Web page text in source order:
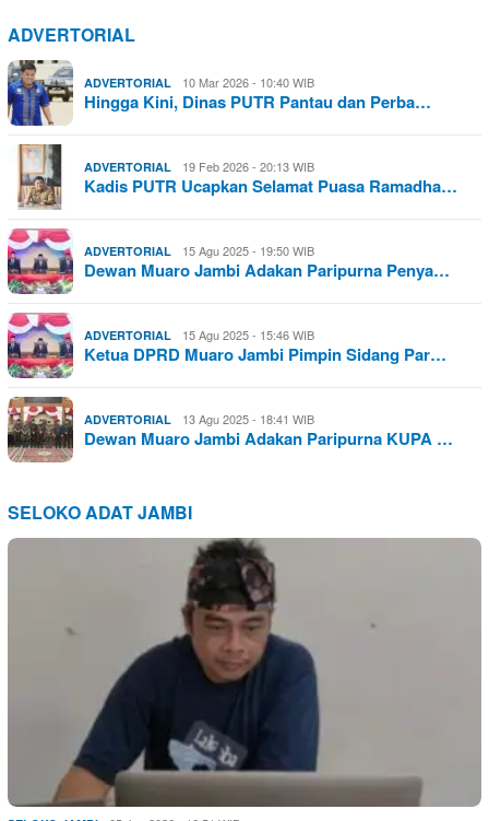
ADVERTORIAL
ADVERTORIAL 10 Mar 2026 - 10:40 WIB
Hingga Kini, Dinas PUTR Pantau dan Perba…
ADVERTORIAL 19 Feb 2026 - 20:13 WIB
Kadis PUTR Ucapkan Selamat Puasa Ramadha…
ADVERTORIAL 15 Agu 2025 - 19:50 WIB
Dewan Muaro Jambi Adakan Paripurna Penya…
ADVERTORIAL 15 Agu 2025 - 15:46 WIB
Ketua DPRD Muaro Jambi Pimpin Sidang Par…
ADVERTORIAL 13 Agu 2025 - 18:41 WIB
Dewan Muaro Jambi Adakan Paripurna KUPA …
SELOKO ADAT JAMBI